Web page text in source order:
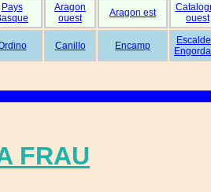
Pays
Aragon
ouest
Aragon est
ouest
Canillo Encamp
FRAU